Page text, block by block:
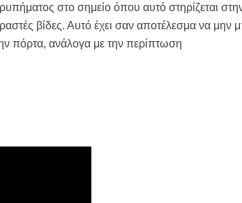
στο σημείο όπου αυτό στηρίζεται
βίδες. Αυτό έχει σαν αποτέλεσμα να μην
πόρτα, ανάλογα με την περίπτωση